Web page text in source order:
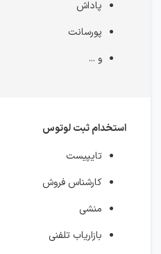
پاداش
پورسانت
و ...
استخدام ثبت لوتوس
تایپیست
کارشناس فروش
منشی
بازاریاب تلفنی